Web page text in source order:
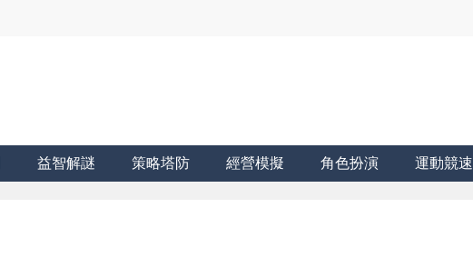
益智解謎 策略塔防 經營模擬 角色扮演 運動競速